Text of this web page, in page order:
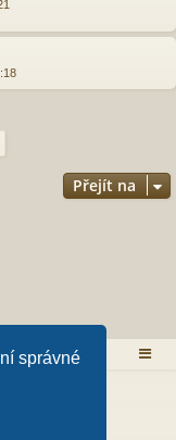
správné
Přejít na
Limited